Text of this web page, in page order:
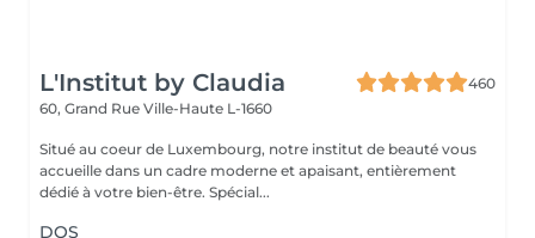
L'Institut by Claudia
460
60, Grand Rue Ville-Haute L-1660
Situé au coeur de Luxembourg, notre institut de beauté vous
accueille dans un cadre moderne et apaisant, entièrement
dédié à votre bien-être. Spécial...
DOS